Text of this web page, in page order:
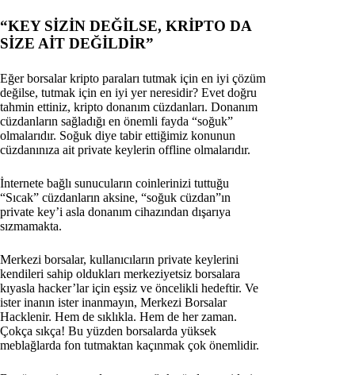
“KEY SİZİN DEĞİLSE, KRİPTO DA
SİZE AİT DEĞİLDİR”
Eğer borsalar kripto paraları tutmak için en iyi çözüm
değilse, tutmak için en iyi yer neresidir? Evet doğru
tahmin ettiniz, kripto donanım cüzdanları. Donanım
cüzdanların sağladığı en önemli fayda “soğuk”
olmalarıdır. Soğuk diye tabir ettiğimiz konunun
cüzdanınıza ait private keylerin offline olmalarıdır.
İnternete bağlı sunucuların coinlerinizi tuttuğu
“Sıcak” cüzdanların aksine, “soğuk cüzdan”ın
private key’i asla donanım cihazından dışarıya
sızmamakta.
Merkezi borsalar, kullanıcıların private keylerini
kendileri sahip oldukları merkeziyetsiz borsalara
kıyasla hacker’lar için eşsiz ve öncelikli hedeftir. Ve
ister inanın ister inanmayın, Merkezi Borsalar
Hacklenir. Hem de sıklıkla. Hem de her zaman.
Çokça sıkça! Bu yüzden borsalarda yüksek
meblağlarda fon tutmaktan kaçınmak çok önemlidir.